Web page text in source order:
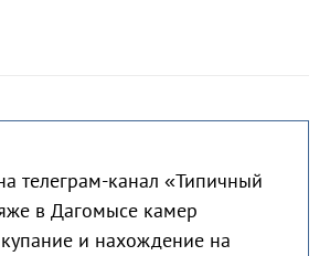
телеграм-канал «Типичный
в Дагомысе камер
и нахождение на